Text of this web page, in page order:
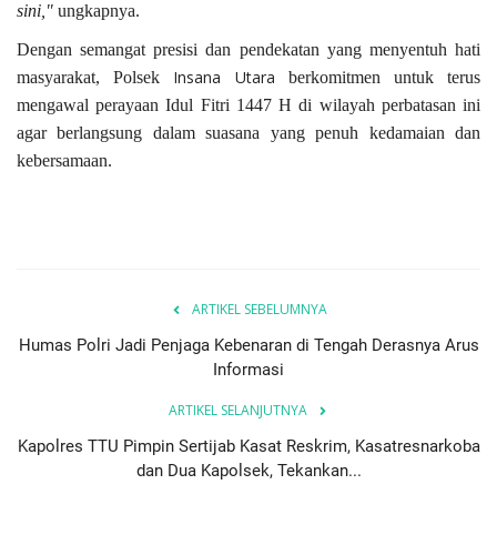
sini," ungkapnya.
Dengan semangat presisi dan pendekatan yang menyentuh hati
masyarakat, Polsek Insana Utara berkomitmen untuk terus
mengawal perayaan Idul Fitri 1447 H di wilayah perbatasan ini
agar berlangsung dalam suasana yang penuh kedamaian dan
kebersamaan.
ARTIKEL SEBELUMNYA
Humas Polri Jadi Penjaga Kebenaran di Tengah Derasnya Arus
Informasi
ARTIKEL SELANJUTNYA
Kapolres TTU Pimpin Sertijab Kasat Reskrim, Kasatresnarkoba
dan Dua Kapolsek, Tekankan...